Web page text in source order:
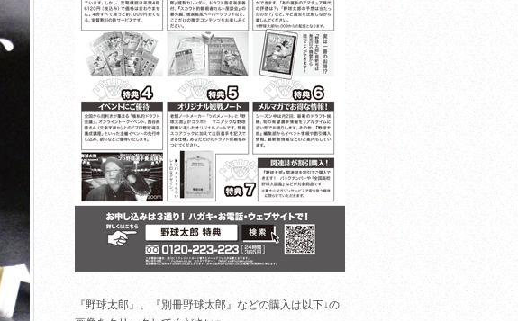
『野球太郎』、『別冊野球太郎』などの購入は以下↓の